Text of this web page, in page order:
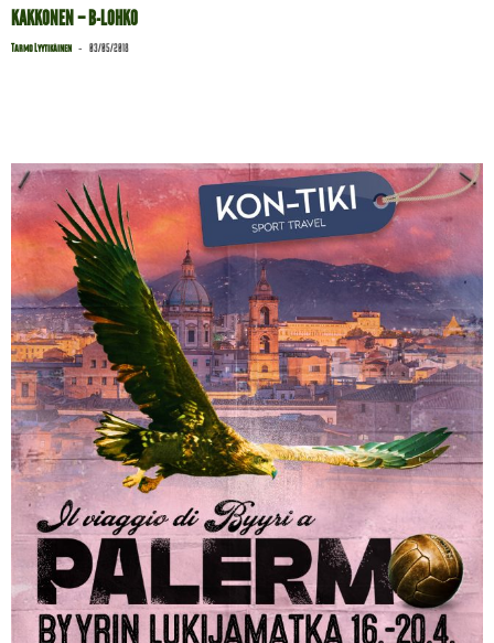
KAKKONEN – B-LOHKO
Tarmo Lyytikäinen - 03/05/2018